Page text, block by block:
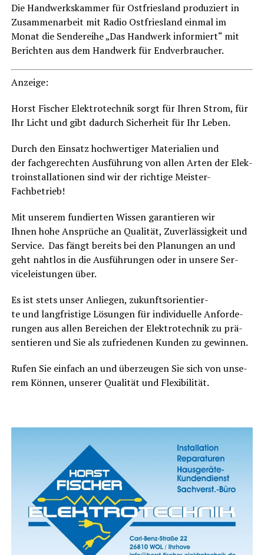
Die Hand­werks­kam­mer für Ost­fries­land pro­du­ziert in
Zusam­men­ar­beit mit Radio Ost­fries­land ein­mal im
Monat die Sen­de­rei­he „Das Hand­werk infor­miert“ mit
Berich­ten aus dem Hand­werk für Endverbraucher.
Anzei­ge:
Horst Fischer Elek­tro­tech­niksorgt für Ihren Strom, für
Ihr Licht und gibt dadurch Sicher­heit für Ihr Leben.
Durch denEin­satz hoch­wer­ti­ger Mate­ria­li­enund
derfach­ge­rech­ten Aus­füh­rungvon allen Arten der Elek­
tro­in­stal­la­tio­nen sind wir der rich­ti­ge Meister-
Fachbetrieb!
Mit unse­rem fun­dier­ten Wis­sen garan­tie­ren wir
Ihnenhohe Ansprü­che an Qua­li­tät, Zuver­läs­sig­keit und
Ser­vice. Das fängt bereits bei den Pla­nun­gen an und
geht naht­los in die Aus­füh­run­gen oder in unse­re Ser­
vice­leis­tun­gen über.
Es ist stets unser Anlie­gen, zukunfts­ori­en­tier­
teundlang­fris­ti­ge Lösun­genfür indi­vi­du­el­le Anfor­de­
run­gen aus allen Berei­chen der Elek­tro­tech­nik zu prä­
sen­tie­ren und Sie als zufrie­de­nen Kun­den zu gewinnen.
Rufen Sie ein­fach an undüber­zeu­gen Sie sich von unse­
rem Kön­nen, unse­rer Qua­li­tät und Flexibilität.